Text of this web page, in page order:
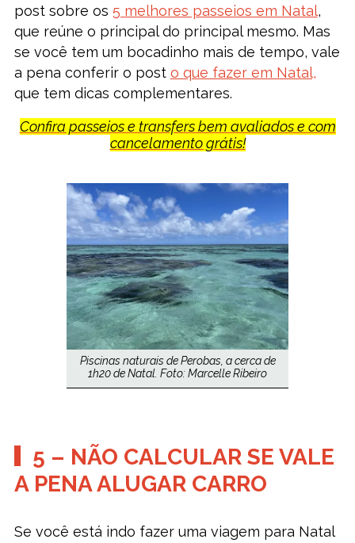
post sobre os 5 melhores passeios em Natal,
que reúne o principal do principal mesmo. Mas
se você tem um bocadinho mais de tempo, vale
a pena conferir o post o que fazer em Natal,
que tem dicas complementares.
Confira passeios e transfers bem avaliados e com
cancelamento grátis!
Piscinas naturais de Perobas, a cerca de
1h20 de Natal. Foto: Marcelle Ribeiro
5 – NÃO CALCULAR SE VALE
A PENA ALUGAR CARRO
Se você está indo fazer uma viagem para Natal